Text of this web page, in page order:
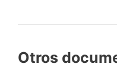
Otros